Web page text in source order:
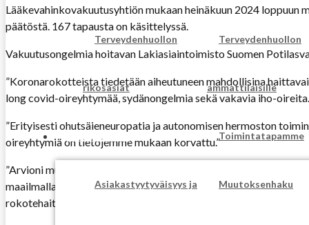
Terveydenhuollon
ammattilaisille
Terveydenhuollon
rikosasiat
Toimintatapamme
LISÄTIETOA
Asiakastyytyväisyys ja Muutoksenhaku
Lääkevahinkovakuutusyhtiön mukaan heinäkuun 2024
päätöstä. 167 tapausta on käsittelyssä.
Vakuutusongelmia hoitavan Lakiasiaintoimisto Suomen
”Koronarokotteista tiedetään aiheutuneen mahdollisina
long covid-oireyhtymää, sydänongelmia sekä vakavia iho-
”Erityisesti ohutsäieneuropatia ja autonomisen hermoston
oireyhtymiä on tietojemme mukaan korvattu.”
”Arvioni mukaan koronarokoteasioissa on annettu paljon
maailmalla koko ajan, ja toimistomme kerää ja hyödyntää tätä
rokotehaittoihin perehtyneiden lääkäreiden kanssa”, Siikavirta